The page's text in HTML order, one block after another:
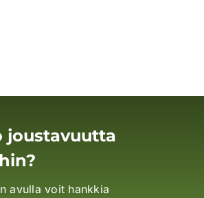
joustavuutta
avulla voit hankkia